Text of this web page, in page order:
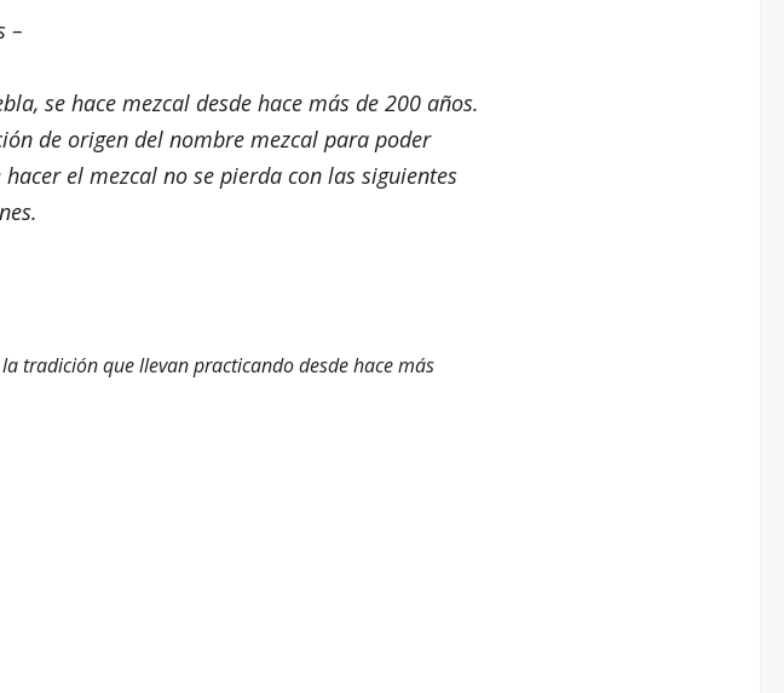
–
se hace mezcal desde hace más de 200 años.
de origen del nombre mezcal para poder
el mezcal no se pierda con las siguientes
tradición que llevan practicando desde hace más